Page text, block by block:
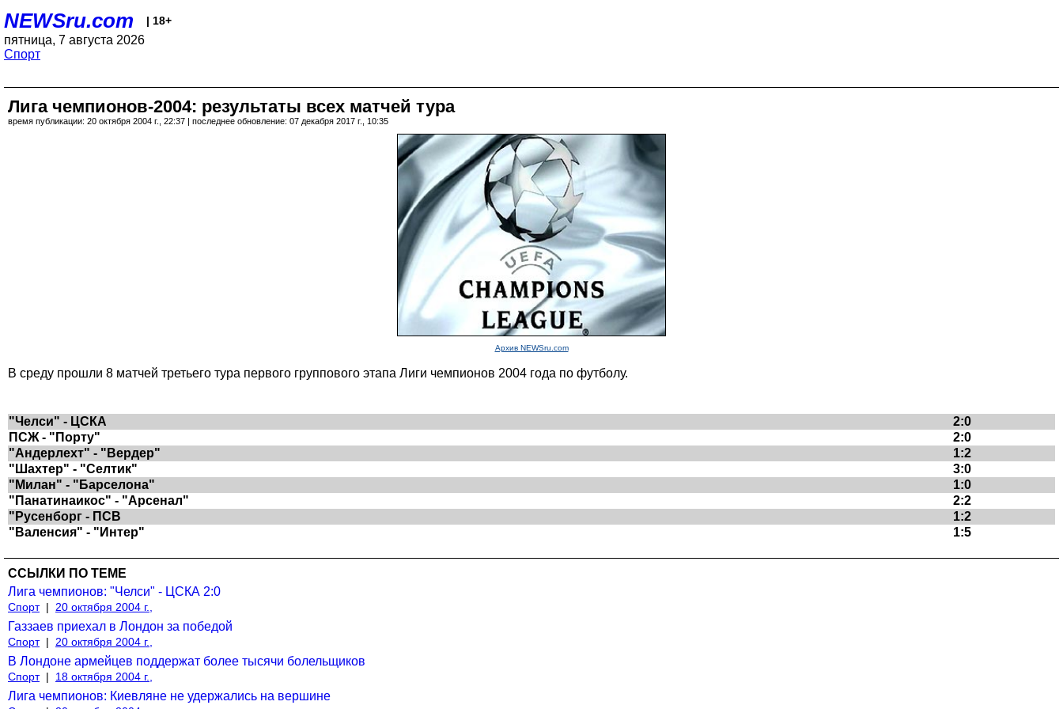
NEWSru.com | 18+
пятница, 7 августа 2026
Спорт
Лига чемпионов-2004: результаты всех матчей тура
время публикации: 20 октября 2004 г., 22:37 | последнее обновление: 07 декабря 2017 г., 10:35
Архив NEWSru.com
В среду прошли 8 матчей третьего тура первого группового этапа Лиги чемпионов 2004 года по футболу.
"Челси" - ЦСКА
2:0
ПСЖ - "Порту"
2:0
"Андерлехт" - "Вердер"
1:2
"Шахтер" - "Селтик"
3:0
"Милан" - "Барселона"
1:0
"Панатинаикос" - "Арсенал"
2:2
"Русенборг - ПСВ
1:2
"Валенсия" - "Интер"
1:5
ССЫЛКИ ПО ТЕМЕ
Лига чемпионов: "Челси" - ЦСКА 2:0
Спорт | 20 октября 2004 г.,
Газзаев приехал в Лондон за победой
Спорт | 20 октября 2004 г.,
В Лондоне армейцев поддержат более тысячи болельщиков
Спорт | 18 октября 2004 г.,
Лига чемпионов: Киевляне не удержались на вершине